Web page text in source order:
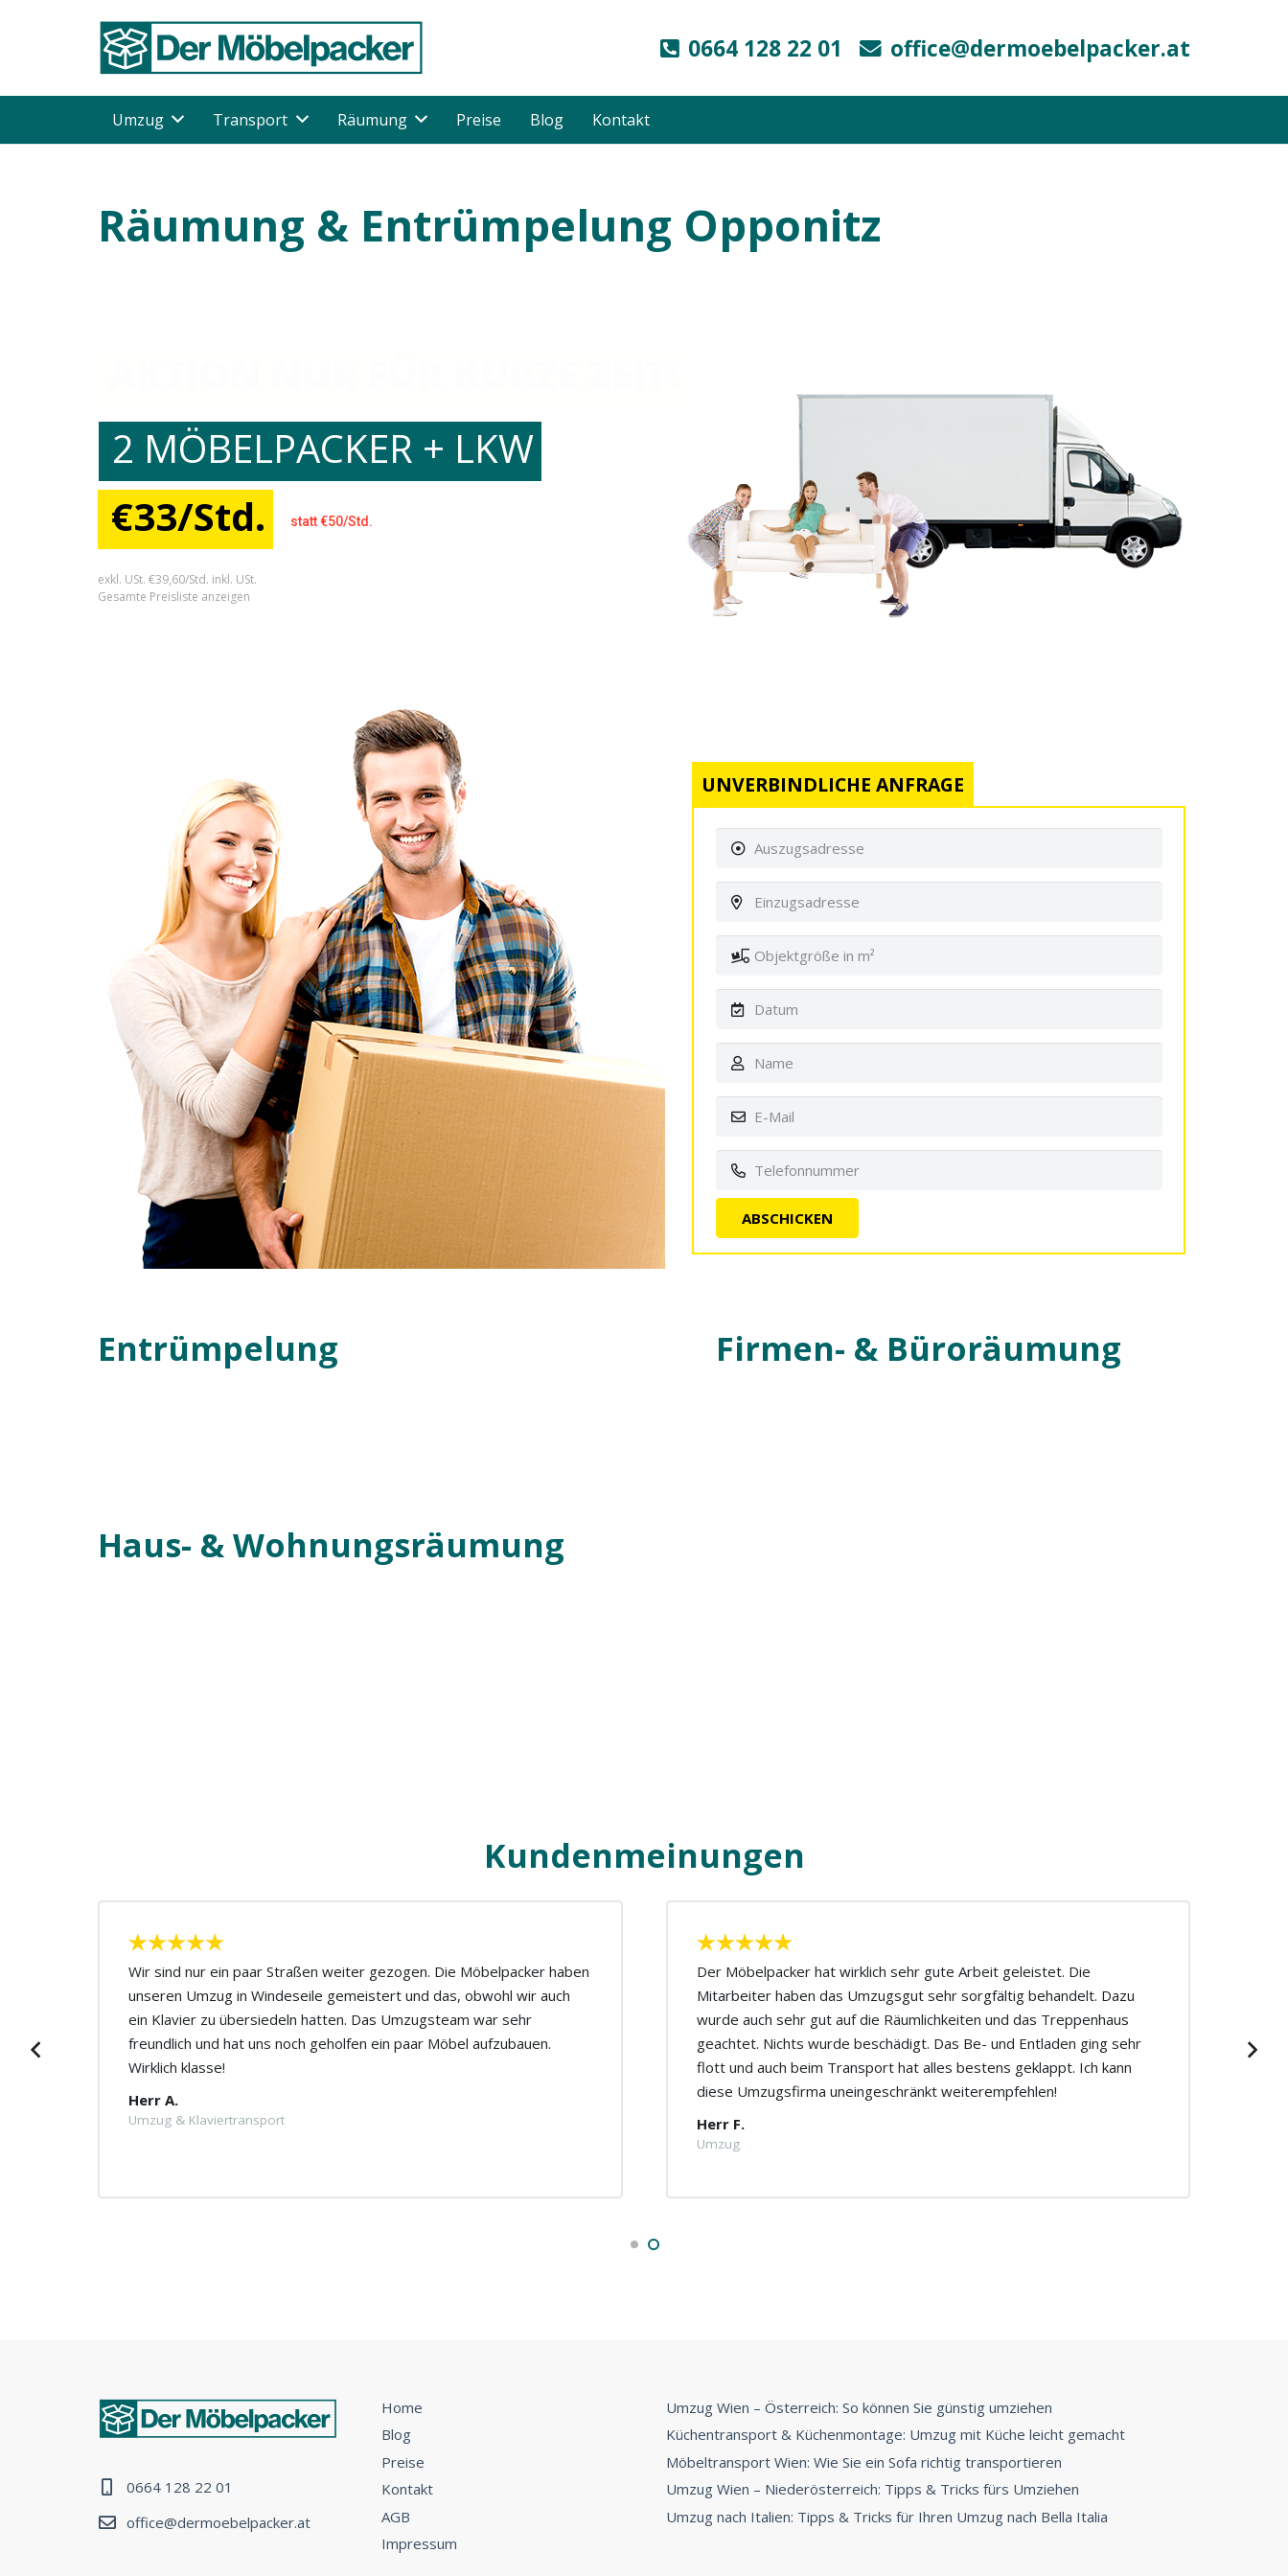
0664 128 22 01 office@dermoebelpacker.at
Umzug Transport Räumung Preise Blog Kontakt
Räumung & Entrümpelung Opponitz
2 MÖBELPACKER + LKW
statt €50/Std.
€33/Std.
exkl. USt. €39,60/Std. inkl. USt.
Gesamte Preisliste anzeigen
UNVERBINDLICHE ANFRAGE
Entrümpelung Firmen- & Büroräumung
Haus- & Wohnungsräumung
Kundenmeinungen
Wir sind nur ein paar Straßen weiter gezogen. Die Möbelpacker haben
unseren Umzug in Windeseile gemeistert und das, obwohl wir auch
ein Klavier zu übersiedeln hatten. Das Umzugsteam war sehr
freundlich und hat uns noch geholfen ein paar Möbel aufzubauen.
Wirklich klasse!
Herr A.
Umzug & Klaviertransport
Der Möbelpacker hat wirklich sehr gute Arbeit geleistet. Die
Mitarbeiter haben das Umzugsgut sehr sorgfältig behandelt. Dazu
wurde auch sehr gut auf die Räumlichkeiten und das Treppenhaus
geachtet. Nichts wurde beschädigt. Das Be- und Entladen ging sehr
flott und auch beim Transport hat alles bestens geklappt. Ich kann
diese Umzugsfirma uneingeschränkt weiterempfehlen!
Herr F.
Umzug
0664 128 22 01
office@dermoebelpacker.at
Home
Blog
Preise
Kontakt
AGB
Impressum
Umzug Wien – Österreich: So können Sie günstig umziehen
Küchentransport & Küchenmontage: Umzug mit Küche leicht gemacht
Möbeltransport Wien: Wie Sie ein Sofa richtig transportieren
Umzug Wien – Niederösterreich: Tipps & Tricks fürs Umziehen
Umzug nach Italien: Tipps & Tricks für Ihren Umzug nach Bella Italia